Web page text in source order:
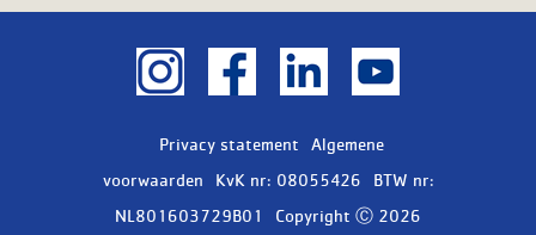
Privacy statement
Algemene
voorwaarden
KvK nr: 08055426
BTW nr:
NL801603729B01
Copyright Ⓒ 2026